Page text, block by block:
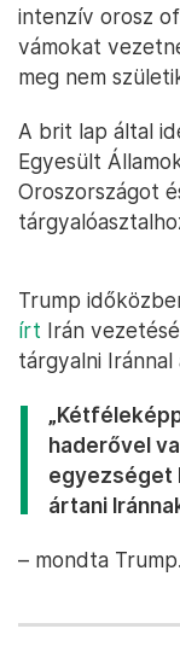
intenzív orosz
vámokat
meg nem
A brit lap által
Egyesült
Oroszországot
Trump
írt Irán
tárgyalni Iránnal
haderővel
egyezséget
ártani
– mondta Trump.